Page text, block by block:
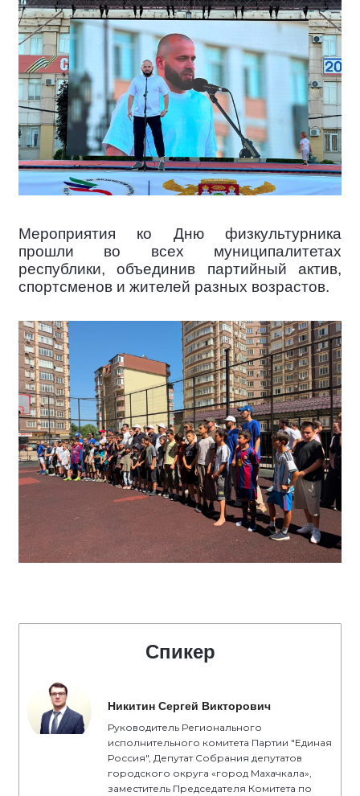
Мероприятия ко Дню физкультурника
прошли во всех муниципалитетах
республики, объединив партийный актив,
спортсменов и жителей разных возрастов.
Спикер
Никитин Сергей Викторович
Руководитель Регионального
исполнительного комитета Партии "Единая
Россия", Депутат Собрания депутатов
городского округа «город Махачкала»,
заместитель Председателя Комитета по